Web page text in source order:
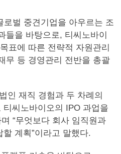
로벌 중견기업을 아우르는 조
들을 바탕으로, 티씨노바이
표에 따른 전략적 자원관리
무 등 경영관리 전반을 총괄
인 재직 경험과 두 차례의
씨노바이오의 IPO 과업을
“무엇보다 회사 임직원과
계획”이라고 말했다.